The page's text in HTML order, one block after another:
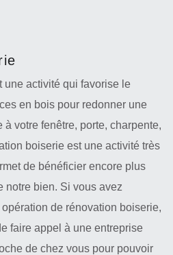
une activité qui favorise le
en bois pour redonner une
à votre fenêtre, porte, charpente,
boiserie est une activité très
de bénéficier encore plus
notre bien. Si vous avez
opération de rénovation boiserie,
faire appel à une entreprise
de chez vous pour pouvoir